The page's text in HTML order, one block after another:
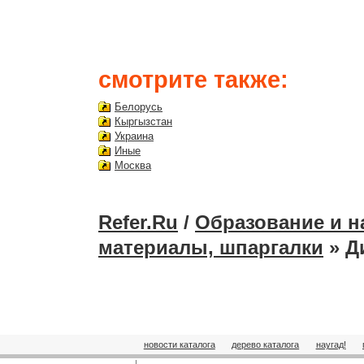
смотрите также:
Белорусь
Кыргызстан
Украина
Иные
Москва
Refer.Ru / Образование и
материалы, шпаргалки »
новости каталога дерево каталога наугад!